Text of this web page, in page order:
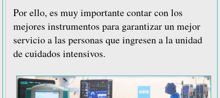
Por ello, es muy importante contar con los
mejores instrumentos para garantizar un mejor
servicio a las personas que ingresen a la unidad
de cuidados intensivos.